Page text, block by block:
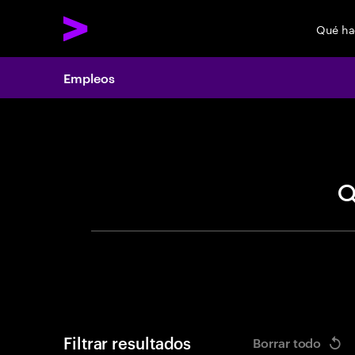
Qué
Empleos
Filtrar resultados Borrar todo